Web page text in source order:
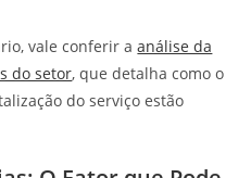
vale conferir aanálise da
do setor, que detalha como o
do serviço estão